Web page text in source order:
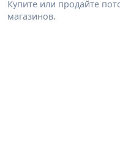
Купите или продайте
магазинов.